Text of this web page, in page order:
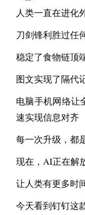
这是第一个AI 所
后来我询问了一
绿化面积挺大，
公司约六公里。
的，在小红书等
担心。这时候我
这个自如吗？它
了验证我又算了
家伙，这时候
一下塔罗（为
推荐。好嘛，没
人类一直在进化
刀剑锋利胜过任
稳定了食物链顶
图文实现了隔代
电脑手机网络让
速实现信息对齐
每一次升级，都
现在，AI正在解
让人类有更多时
今天看到钉钉这